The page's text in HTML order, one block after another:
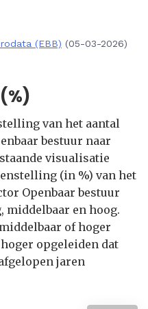
(EBB) (05-03-2026)
van het aantal
bestuur naar
visualisatie
(in %) van het
Openbaar bestuur
middelbaar en hoog.
of hoger
opgeleiden dat
jaren